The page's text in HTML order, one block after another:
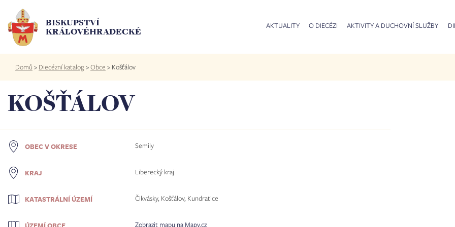
hlavnímu
obsahu
BISKUPSTVÍ
KRÁLOVÉHRADECKÉ
AKTUALITY O DIECÉZI AKTIVITY A DUCHOVNÍ SLUŽBY
Drobečková
navigace
Domů > Diecézní katalog>Obce > Košťálov
KOŠŤÁLOV
OBEC V OKRESE Semily
KRAJ Liberecký kraj
KATASTRÁLNÍ ÚZEMÍ Čikvásky, Košťálov, Kundratice
Zobrazit mapu na Mapy.cz